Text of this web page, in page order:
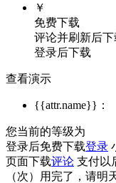
￥
免费下载
评论并刷新后下
登录后下载
查看演示
{{attr.name}}：
您当前的等级为
登录后免费下载登录
页面下载评论 支付以
（次）用完了，请明